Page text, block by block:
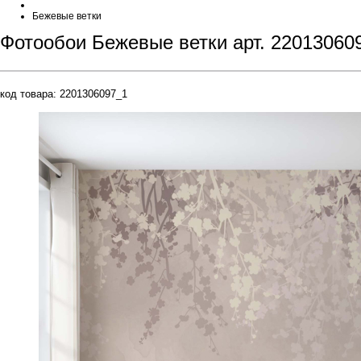
Бежевые ветки
Фотообои Бежевые ветки арт.
код товара: 2201306097_1